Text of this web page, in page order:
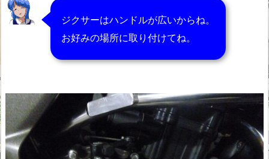
ジクサーはハンドルが広いからね。
お好みの場所に取り付けてね。